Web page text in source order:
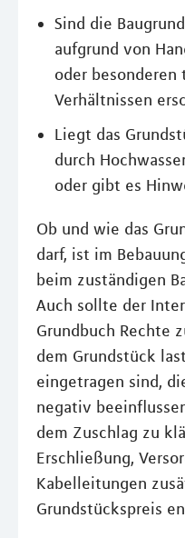
Sind die
aufgrund von
oder besonderen
Verhältnissen
Liegt das
durch
oder gibt es
Ob und wie das
darf, ist im
beim zuständigen
Auch sollte der
Grundbuch Rechte
dem Grundstück
eingetragen sind,
negativ
dem Zuschlag zu
Erschließung,
Kabelleitungen
Grundstückspreis